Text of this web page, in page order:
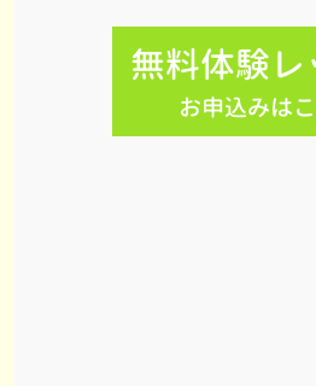
無料体験レ
お申込みは